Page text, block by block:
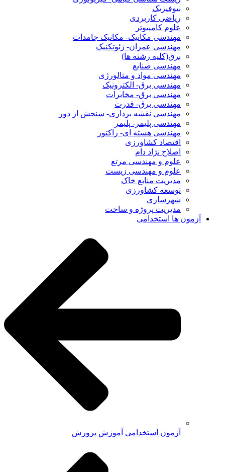
بیوفیزیک
ریاضی کاربردی
علوم کامپیوتر
مهندسی مکانیک- مکانیک جامدات
مهندسی عمران- ژئوتکنیک
برق(کلیه رشته ها)
مهندسی صنایع
مهندسی مواد و متالورژی
مهندسی برق- الکترونیک
مهندسی برق- مخابرات
مهندسی برق- قدرت
مهندسی نقشه برداری- سنجش از دور
مهندسی پلیمر- پلیمر
مهندسی هسته ای- راکتور
اقتصاد کشاورزی
اصلاح نژاد دام
علوم و مهندسی مرتع
علوم و مهندسی زیست
مدیریت منابع خاک
توسعه کشاورزی
شهرسازی
مدیریت پروژه و ساخت
آزمون ها استخدامی
آزمون استخدامی آموزش پرورش